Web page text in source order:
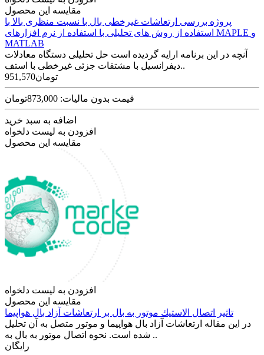
مقایسه این محصول
پروژه بررسی ارتعاشات غیرخطی بال با نسبت منظری بالا با
استفاده از روش های تحلیلی با استفاده از نرم افزارهای MAPLE و
MATLAB
آنچه در این برنامه ارایه گردیده است حل تحلیلی دستگاه معادلات
دیفرانسیل با مشتقات جزئی غیرخطی با استف..
951,570تومان
قیمت بدون مالیات: 873,000تومان
اضافه به سبد خرید
افزودن به لیست دلخواه
مقایسه این محصول
افزودن به لیست دلخواه
مقایسه این محصول
تاثير اتصال الاستيك موتور به بال بر ارتعاشات آزاد بال هواپيما
در اين مقاله ارتعاشات آزاد بال هواپيما و موتور متصل به آن تحليل
شده است. نحوه اتصال موتور به بال به ..
رایگان